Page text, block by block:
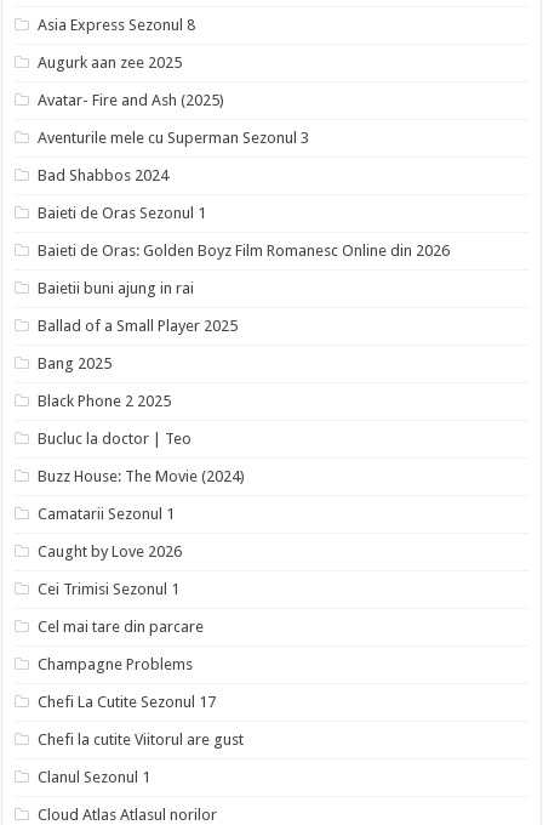
Asia Express Sezonul 8
Augurk aan zee 2025
Avatar- Fire and Ash (2025)
Aventurile mele cu Superman Sezonul 3
Bad Shabbos 2024
Baieti de Oras Sezonul 1
Baieti de Oras: Golden Boyz Film Romanesc Online din 2026
Baietii buni ajung in rai
Ballad of a Small Player 2025
Bang 2025
Black Phone 2 2025
Bucluc la doctor | Teo
Buzz House: The Movie (2024)
Camatarii Sezonul 1
Caught by Love 2026
Cei Trimisi Sezonul 1
Cel mai tare din parcare
Champagne Problems
Chefi La Cutite Sezonul 17
Chefi la cutite Viitorul are gust
Clanul Sezonul 1
Cloud Atlas Atlasul norilor